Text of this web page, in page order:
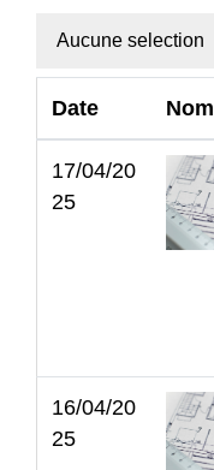
Aucune selection
Date Nom
17/04/20
25
16/04/20
25